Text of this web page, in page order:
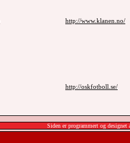
http://www.klanen.no/
http://oskfotboll.se/
Siden er programmert og designet